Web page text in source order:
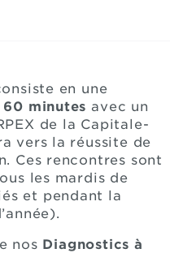
en une
minutes avec un
de la Capitale-
vers la réussite de
Ces rencontres sont
les mardis de
et pendant la
nos Diagnostics à